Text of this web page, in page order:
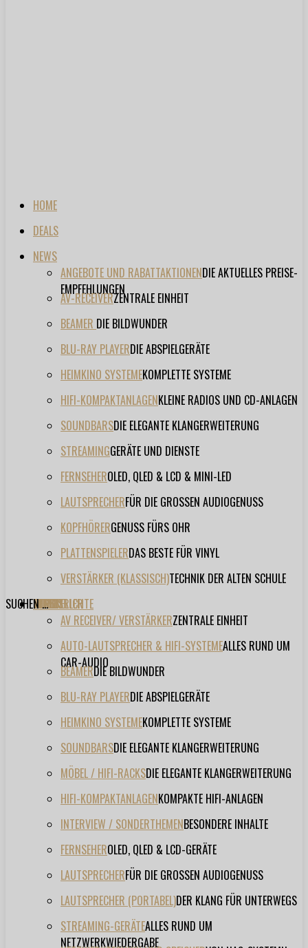
HOME
DEALS
NEWS
ANGEBOTE UND RABATTAKTIONENDIE AKTUELLES PREISE-
EMPFEHLUNGEN
AV-RECEIVERZENTRALE EINHEIT
BEAMER DIE BILDWUNDER
BLU-RAY PLAYERDIE ABSPIELGERÄTE
HEIMKINO SYSTEMEKOMPLETTE SYSTEME
HIFI-KOMPAKTANLAGENKLEINE RADIOS UND CD-ANLAGEN
SOUNDBARSDIE ELEGANTE KLANGERWEITERUNG
STREAMINGGERÄTE UND DIENSTE
FERNSEHEROLED, QLED & LCD & MINI-LED
LAUTSPRECHERFÜR DIE GROSSEN AUDIOGENUSS
KOPFHÖRERGENUSS FÜRS OHR
PLATTENSPIELERDAS BESTE FÜR VINYL
VERSTÄRKER (KLASSISCH)TECHNIK DER ALTEN SCHULE
TESTBERICHTE
AV RECEIVER/ VERSTÄRKERZENTRALE EINHEIT
AUTO-LAUTSPRECHER & HIFI-SYSTEMEALLES RUND UM
CAR-AUDIO
BEAMERDIE BILDWUNDER
BLU-RAY PLAYERDIE ABSPIELGERÄTE
HEIMKINO SYSTEMEKOMPLETTE SYSTEME
SOUNDBARSDIE ELEGANTE KLANGERWEITERUNG
MÖBEL / HIFI-RACKSDIE ELEGANTE KLANGERWEITERUNG
HIFI-KOMPAKTANLAGENKOMPAKTE HIFI-ANLAGEN
INTERVIEW / SONDERTHEMENBESONDERE INHALTE
FERNSEHEROLED, QLED & LCD-GERÄTE
LAUTSPRECHERFÜR DIE GROSSEN AUDIOGENUSS
LAUTSPRECHER (PORTABEL)DER KLANG FÜR UNTERWEGS
STREAMING-GERÄTEALLES RUND UM
NETZWERKWIEDERGABE
FORUM
FILME
VIDEOS
HERSTELLER
EVENT
SUCHEN ...